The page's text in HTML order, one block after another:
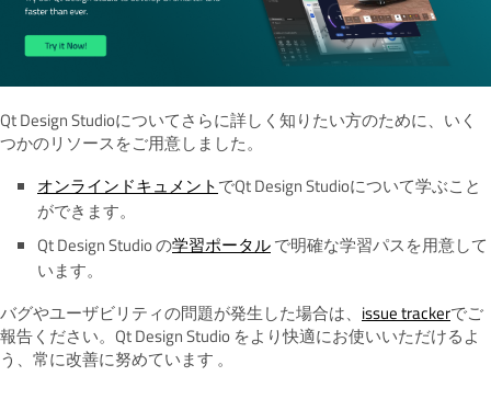
Qt Design Studioについてさらに詳しく知りたい方のために、いく
つかのリソースをご用意しました。
オンラインドキュメントでQt Design Studioについて学ぶこと
ができます。
Qt Design Studio の学習ポータルで明確な学習パスを用意して
います。
バグやユーザビリティの問題が発生した場合は、 issuetrackerでご
報告ください。Qt Design Studio をより快適にお使いいただけるよ
う、常に改善に努めています 。